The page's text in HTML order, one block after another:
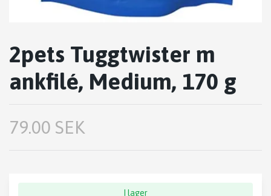
2pets Tuggtwister m
ankfilé, Medium, 170 g
79.00 SEK
I lager